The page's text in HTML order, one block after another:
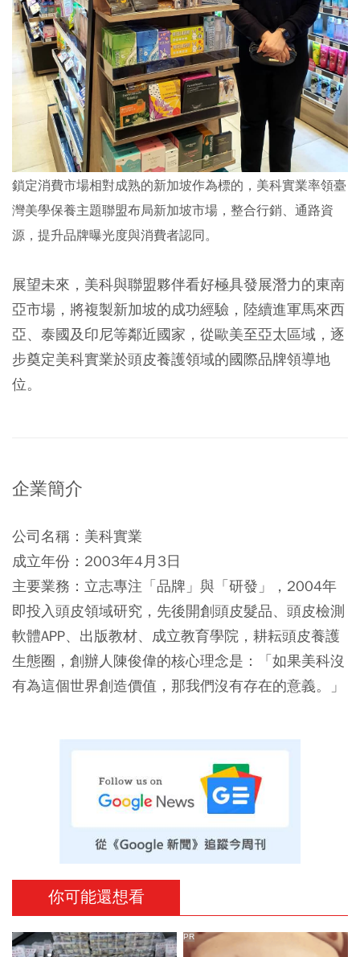
鎖定消費市場相對成熟的新加坡作為標的，美科實業率領臺
灣美學保養主題聯盟布局新加坡市場，整合行銷、通路資
源，提升品牌曝光度與消費者認同。
展望未來，美科與聯盟夥伴看好極具發展潛力的東南
亞市場，將複製新加坡的成功經驗，陸續進軍馬來西
亞、泰國及印尼等鄰近國家，從歐美至亞太區域，逐
步奠定美科實業於頭皮養護領域的國際品牌領導地
位。
企業簡介
公司名稱：美科實業
成立年份：2003年4月3日
主要業務：立志專注「品牌」與「研發」，2004年
即投入頭皮領域研究，先後開創頭皮髮品、頭皮檢測
軟體APP、出版教材、成立教育學院，耕耘頭皮養護
生態圈，創辦人陳俊偉的核心理念是：「如果美科沒
有為這個世界創造價值，那我們沒有存在的意義。」
你可能還想看
PR